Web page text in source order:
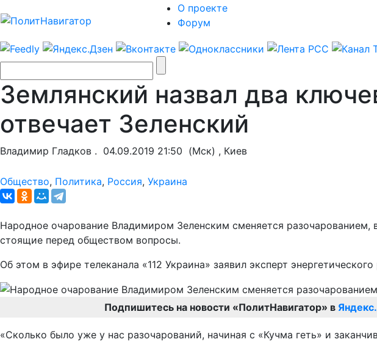
О проекте
Форум
Землянский назвал два
отвечает Зеленский
Владимир Гладков . 04.09.2019 21:50 (Мск) , Киев
Общество, Политика, Россия, Украина
Народное очарование Владимиром Зеленским сменяется
стоящие перед обществом вопросы.
Об этом в эфире телеканала «112 Украина» заявил эксперт
Подпишитесь на новости «ПолитНавигатор» в
«Сколько было уже у нас разочарований, начиная с «Кучма геть» и